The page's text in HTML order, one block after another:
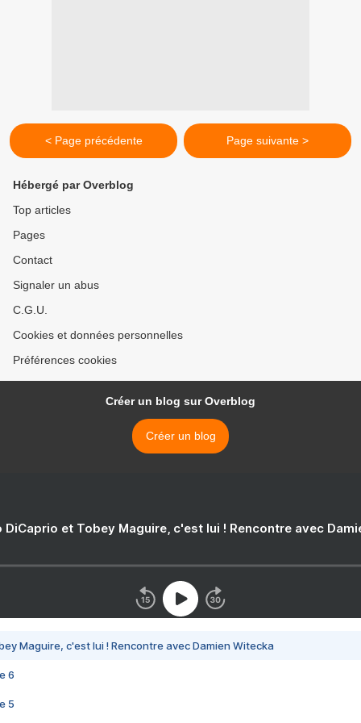
< Page précédente Page suivante >
Hébergé par Overblog
Top articles
Pages
Contact
Signaler un abus
C.G.U.
Cookies et données personnelles
Préférences cookies
Créer un blog sur Overblog
Créer un blog
DiCaprio et Tobey Maguire, c'est lui ! Rencontre avec
Maguire, c'est lui ! Rencontre avec Damien Witecka
6
5